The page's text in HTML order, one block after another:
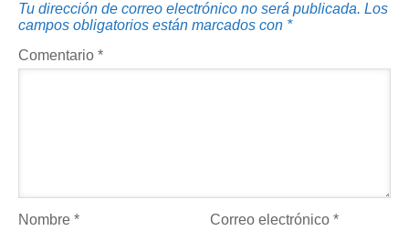
Tu dirección de correo electrónico no será publicada. Los
campos obligatorios están marcados con *
Comentario *
Nombre * Correo electrónico*